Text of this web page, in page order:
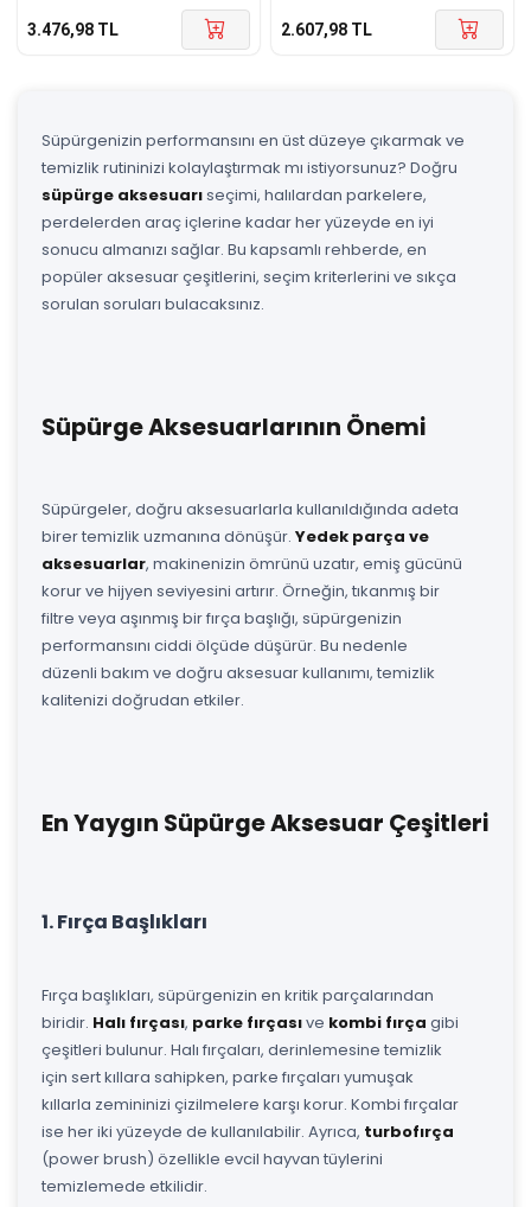
3.476,98 TL 2.607,98 TL
Süpürgenizin performansını en üst düzeye çıkarmak ve
temizlik rutininizi kolaylaştırmak mı istiyorsunuz? Doğru
süpürge aksesuarıseçimi, halılardan parkelere,
perdelerden araç içlerine kadar her yüzeyde en iyi
sonucu almanızı sağlar. Bu kapsamlı rehberde, en
popüler aksesuar çeşitlerini, seçim kriterlerini ve sıkça
sorulan soruları bulacaksınız.
Süpürge Aksesuarlarının Önemi
Süpürgeler, doğru aksesuarlarla kullanıldığında adeta
birer temizlik uzmanına dönüşür. Yedek parça ve
aksesuarlar, makinenizin ömrünü uzatır, emiş gücünü
korur ve hijyen seviyesini artırır. Örneğin, tıkanmış bir
filtre veya aşınmış bir fırça başlığı, süpürgenizin
performansını ciddi ölçüde düşürür. Bu nedenle
düzenli bakım ve doğru aksesuar kullanımı, temizlik
kalitenizi doğrudan etkiler.
En Yaygın Süpürge Aksesuar Çeşitleri
1. Fırça Başlıkları
Fırça başlıkları, süpürgenizin en kritik parçalarından
biridir. Halı fırçası, parke fırçasıve kombi fırça gibi
çeşitleri bulunur. Halı fırçaları, derinlemesine temizlik
için sert kıllara sahipken, parke fırçaları yumuşak
kıllarla zemininizi çizilmelere karşı korur. Kombi fırçalar
ise her iki yüzeyde de kullanılabilir. Ayrıca, turbofırça
(power brush) özellikle evcil hayvan tüylerini
temizlemede etkilidir.